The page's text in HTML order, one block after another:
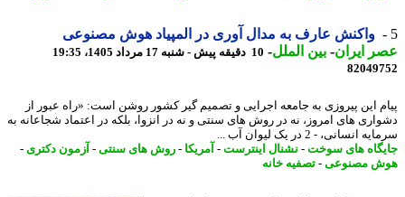
واکنش عارف به مدال آوری در المپیاد هوش مصنوعی
ایران- بین الملل-10 دقیقه پیش - شنبه 17 مرداد 1405، 19:35
این پیروزی به جامعه اجرایی و تصمیم گیر کشور روشن است: «راه عبور از
های امروز، نه در روش های سنتی و نه در انزوا، بلکه در اعتماد شجاعانه به
انسانی، - 2 در یک لیوان آب ...
های سوخت-نشنال اینترست -آمریکا- روش های سنتی-آزمون دکتری-
مصنوعی-تصفیه خانه